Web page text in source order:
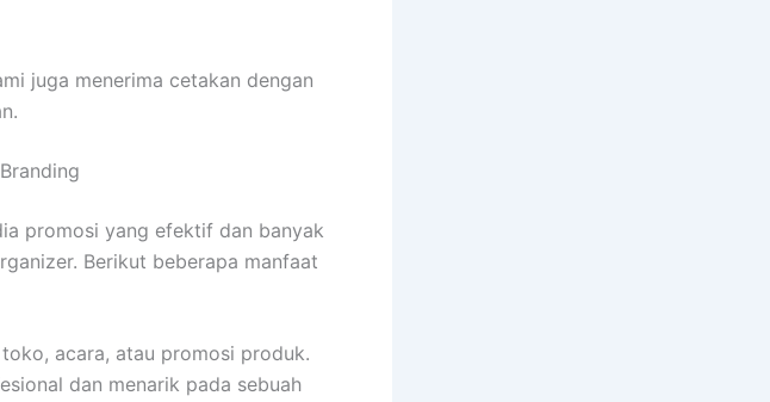
juga menerima cetakan dengan
promosi yang efektif dan banyak
Berikut beberapa manfaat
acara, atau promosi produk.
dan menarik pada sebuah